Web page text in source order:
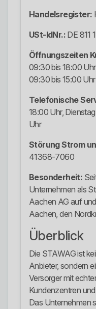
Handelsregister:
USt-IdNr.: DE 811
Öffnungszeiten
09:30 bis 18:00
09:30 bis 15:00 Uhr
Telefonische
18:00 Uhr,
Uhr
Störung Strom
41368-7060
Besonderheit:
Unternehmen als
Aachen AG auf
Aachen, den
Überblick
Die STAWAG ist
Anbieter, sondern
Versorger mit
Kundenzentren
Das Unternehmen